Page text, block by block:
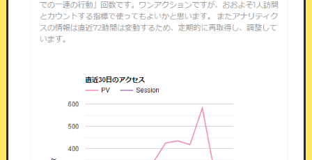
景品設定。等級・重み・残り本数を組み合わせて調整し
演出は7種類から選べます
ガチャ／おみくじ／野球（バッティング）／サッ
カーPK／競馬／競艇／競輪の7種類です。
サーバー側で先に確定してから演出を再生してい